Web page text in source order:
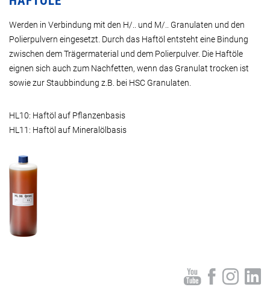
Werden in Verbindung mit den H/.. und M/.. Granulaten und den
Polierpulvern eingesetzt. Durch das Haftöl entsteht eine Bindung
zwischen dem Trägermaterial und dem Polierpulver. Die Haftöle
eignen sich auch zum Nachfetten, wenn das Granulat trocken ist
sowie zur Staubbindung z.B. bei HSC Granulaten.
HL10: Haftöl auf Pflanzenbasis
HL11: Haftöl auf Mineralölbasis